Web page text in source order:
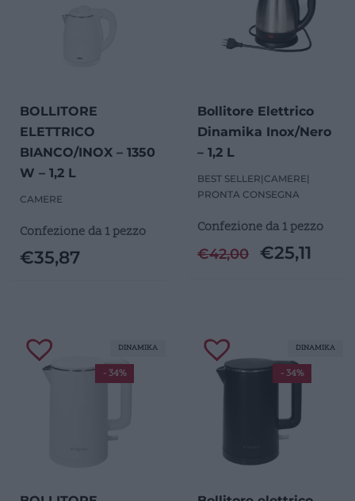
BOLLITORE
ELETTRICO
BIANCO/INOX – 1350
W – 1,2 L
CAMERE
Confezione da 1 pezzo
€35,87
Bollitore Elettrico
Dinamika Inox/Nero
– 1,2 L
BEST SELLER| CAMERE|
PRONTA CONSEGNA
Confezione da 1 pezzo
€42,00 €25,11
- 34%
DINAMIKA
- 34%
DINAMIKA